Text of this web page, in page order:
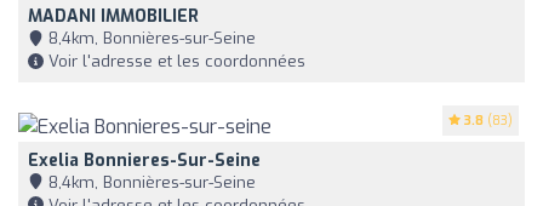
MADANI IMMOBILIER
8,4km, Bonnières-sur-Seine
Voir l'adresse et les coordonnées
3.8 (83)
Exelia Bonnieres-Sur-Seine
8,4km, Bonnières-sur-Seine